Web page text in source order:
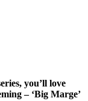
you’ll love
– ‘Big Marge’